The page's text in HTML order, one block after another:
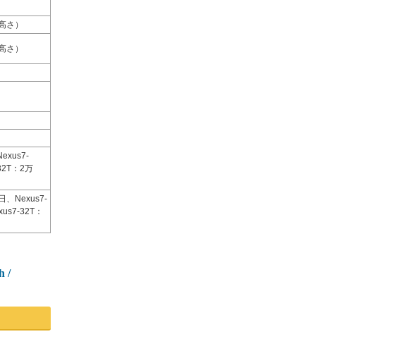
さ）
さ）
：2万
、Nexus7-
32T：
/